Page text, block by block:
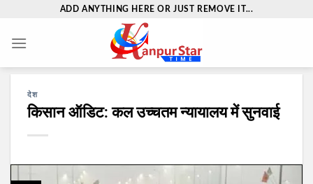
content
ADD ANYTHING HERE OR JUST REMOVE IT...
देश
किसान ऑडिट: कल उच्चतम न्यायालय में सुनवाई